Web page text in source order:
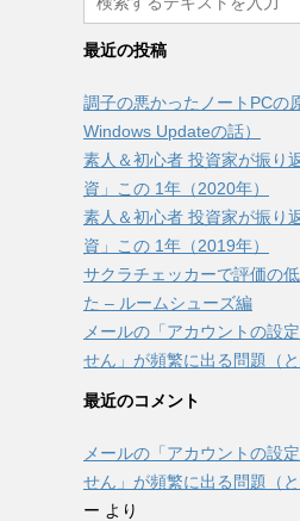
最近の投稿
調子の悪かったノートPCの
Windows Updateの話）
素人＆初心者 投資家が振り
資」この 1年（2020年）
素人＆初心者 投資家が振り
資」この 1年（2019年）
サクラチェッカーで評価の
た – ルームシューズ編
メールの「アカウントの設
せん」が頻繁に出る問題（と
最近のコメント
メールの「アカウントの設
せん」が頻繁に出る問題（と
ー より